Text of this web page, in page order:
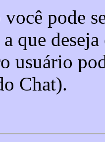
você pode
que
usuário
Chat).